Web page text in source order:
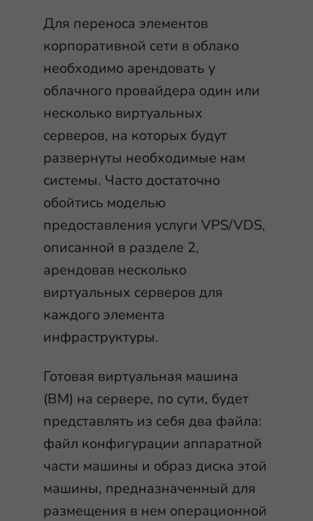
Для переноса элементов
корпоративной сети в облако
необходимо арендовать у
облачного провайдера один или
несколько виртуальных
серверов, на которых будут
развернуты необходимые нам
системы. Часто достаточно
обойтись моделью
предоставления услуги VPS/VDS,
описанной в разделе 2,
арендовав несколько
виртуальных серверов для
каждого элемента
инфраструктуры.
Готовая виртуальная машина
(ВМ) на сервере, по сути, будет
представлять из себя два файла:
файл конфигурации аппаратной
части машины и образ диска этой
машины, предназначенный для
размещения в нем операционной